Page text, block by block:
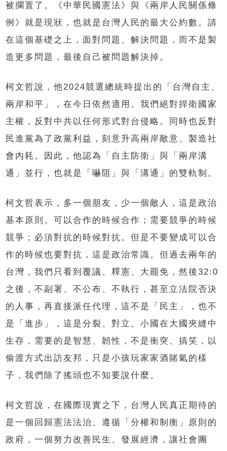
被擱置了。《中華民國憲法》與《兩岸人民關係條
例》就是現狀，也就是台灣人民的最大公約數。請
在這個基礎之上，面對問題、解決問題，而不是製
造更多問題，最後自己被問題解決掉。
柯文哲說，他2024競選總統時提出的「台灣自主、
兩岸和平」，在今日依然適用。我們絕對捍衛國家
主權，反對中共以任何形式對台侵略。同時也反對
民進黨為了政黨利益，刻意升高兩岸敵意、製造社
會內耗。因此，他認為「自主防衛」與「兩岸溝
通」並行，也就是「嚇阻」與「溝通」的雙軌制。
柯文哲表示，多一個朋友，少一個敵人，這是政治
基本原則。可以合作的時候合作；需要競爭的時候
競爭；必須對抗的時候對抗。但是不要變成可以合
作的時候也要對抗，這是政治常識。但過去兩年的
台灣，我們只看到覆議、釋憲、大罷免，然後32:0
之後，不副署、不公布、不執行，甚至立法院否決
的人事，再直接派任代理，這不是「民主」，也不
是「進步」，這是分裂、對立。小國在大國夾縫中
生存，需要的是智慧、韌性，不是衝突、搞笑，以
偷渡方式出訪友邦，只是小孩玩家家酒賭氣的樣
子，我們除了搖頭也不知要說什麼。
柯文哲說，在國際現實之下，台灣人民真正期待的
是一個回歸憲法法治、遵循「分權和制衡」原則的
政府，一個努力改善民生、發展經濟，讓社會團